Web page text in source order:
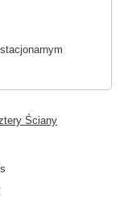
Ściany